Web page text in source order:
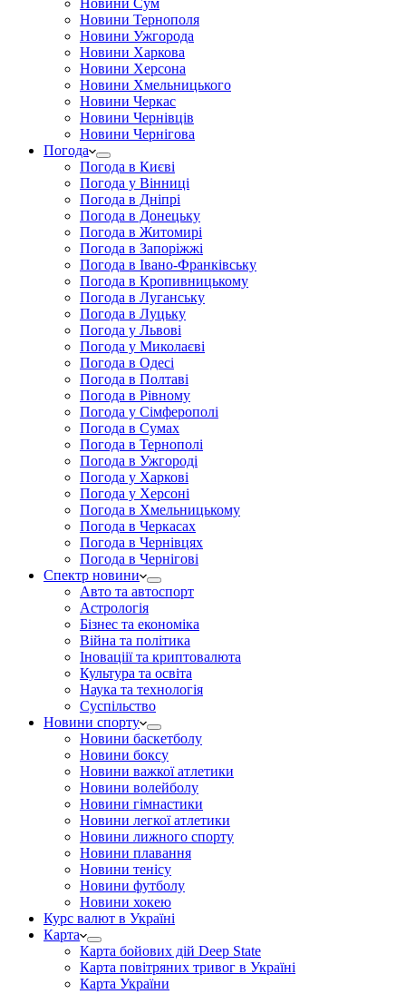
Новини Сум
Новини Тернополя
Новини Ужгорода
Новини Харкова
Новини Херсона
Новини Хмельницького
Новини Черкас
Новини Чернівців
Новини Чернігова
Погода
Погода в Києві
Погода у Вінниці
Погода в Дніпрі
Погода в Донецьку
Погода в Житомирі
Погода в Запоріжжі
Погода в Івано-Франківську
Погода в Кропивницькому
Погода в Луганську
Погода в Луцьку
Погода у Львові
Погода у Миколаєві
Погода в Одесі
Погода в Полтаві
Погода в Рівному
Погода у Сімферополі
Погода в Сумах
Погода в Тернополі
Погода в Ужгороді
Погода у Харкові
Погода у Херсоні
Погода в Хмельницькому
Погода в Черкасах
Погода в Чернівцях
Погода в Чернігові
Спектр новини
Авто та автоспорт
Астрологія
Бізнес та економіка
Війна та політика
Іноваціії та криптовалюта
Культура та освіта
Наука та технологія
Суспільство
Новини спорту
Новини баскетболу
Новини боксу
Новини важкої атлетики
Новини волейболу
Новини гімнастики
Новини легкої атлетики
Новини лижного спорту
Новини плавання
Новини тенісу
Новини футболу
Новини хокею
Курс валют в Україні
Карта
Карта бойових дій Deep State
Карта повітряних тривог в Україні
Карта України